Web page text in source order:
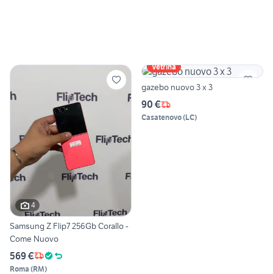
4
Samsung Z Flip7 256Gb Corallo -
Come Nuovo
569 €
Roma (RM)
Vetrina
gazebo nuovo 3 x 3
90 €
Casatenovo(LC)